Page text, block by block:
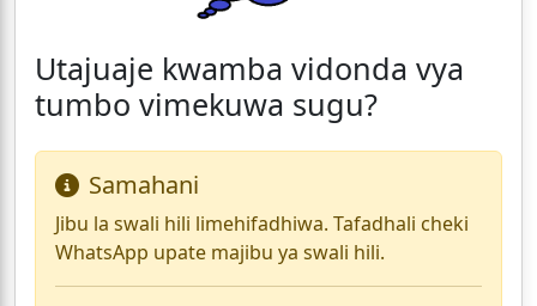
Utajuaje kwamba vidonda vya
tumbo vimekuwa sugu?
Samahani
Jibu la swali hili limehifadhiwa. Tafadhali cheki
WhatsApp upate majibu ya swali hili.